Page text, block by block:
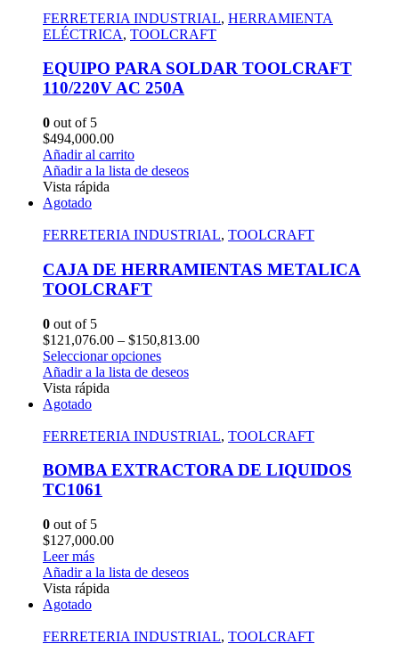
FERRETERIA INDUSTRIAL, HERRAMIENTA
ELÉCTRICA, TOOLCRAFT
EQUIPO PARA SOLDAR TOOLCRAFT
110/220V AC 250A
0 out of 5
$494,000.00
Añadir al carrito
Añadir a la lista de deseos
Vista rápida
Agotado
FERRETERIA INDUSTRIAL, TOOLCRAFT
CAJA DE HERRAMIENTAS METALICA
TOOLCRAFT
0 out of 5
$121,076.00 – $150,813.00
Seleccionar opciones
Añadir a la lista de deseos
Vista rápida
Agotado
FERRETERIA INDUSTRIAL, TOOLCRAFT
BOMBA EXTRACTORA DE LIQUIDOS
TC1061
0 out of 5
$127,000.00
Leer más
Añadir a la lista de deseos
Vista rápida
Agotado
FERRETERIA INDUSTRIAL, TOOLCRAFT